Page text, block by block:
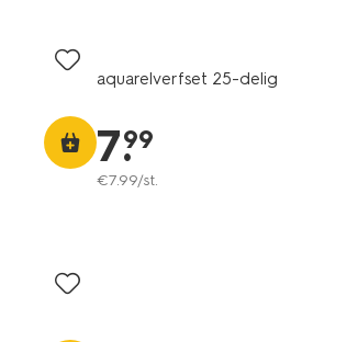
aquarelverfset 25-delig
7.
99
€7.99/st.